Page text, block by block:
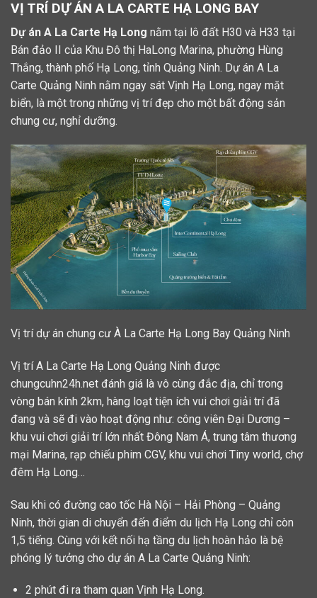
VỊ TRÍ DỰ ÁN A LA CARTE HẠ LONG BAY
Dự án A La Carte Hạ Long nằm tại lô đất H30 và H33 tại
Bán đảo II của Khu Đô thị HaLong Marina, phường Hùng
Thắng, thành phố Hạ Long, tỉnh Quảng Ninh. Dự án A La
Carte Quảng Ninh nằm ngay sát Vịnh Hạ Long, ngay mặt
biển, là một trong những vị trí đẹp cho một bất động sản
chung cư, nghỉ dưỡng.
Vị trí dự án chung cư À La Carte Hạ Long Bay Quảng Ninh
Vị trí A La Carte Hạ Long Quảng Ninh được
chungcuhn24h.net đánh giá là vô cùng đắc địa, chỉ trong
vòng bán kính 2km, hàng loạt tiện ích vui chơi giải trí đã
đang và sẽ đi vào hoạt động như: công viên Đại Dương –
khu vui chơi giải trí lớn nhất Đông Nam Á, trung tâm thương
mại Marina, rạp chiếu phim CGV, khu vui chơi Tiny world, chợ
đêm Hạ Long…
Sau khi có đường cao tốc Hà Nội – Hải Phòng – Quảng
Ninh, thời gian di chuyển đến điểm du lịch Hạ Long chỉ còn
1,5 tiếng. Cùng với kết nối hạ tầng du lịch hoàn hảo là bệ
phóng lý tưởng cho dự án A La Carte Quảng Ninh:
2 phút đi ra tham quan Vịnh Hạ Long.